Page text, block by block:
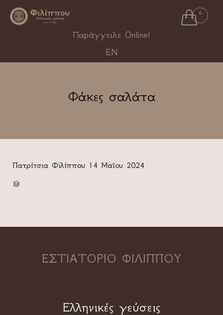
 0
Παράγγειλε Online!
EN
Φάκες σαλάτα
Πατρίτσια Φιλίππου 14 Μαΐου 2024

ΕΣΤΙΑΤΟΡΙΟ ΦΙΛΙΠΠΟΥ
Ελληνικές γεύσεις